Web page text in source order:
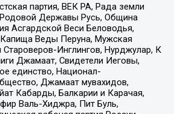
партия, ВЕК РА, Рада земли
Державы Русь, Община
Асгардской Веси Беловодья,
Веды Перуна, Мужская
Инглингов, Нурджулар, К
Джамаат, Свидетели Иеговы,
единство, Национал-
Джамаат мувахидов,
Кабарды, Балкарии и Карачая,
Валь-Хиджра, Пит Буль,